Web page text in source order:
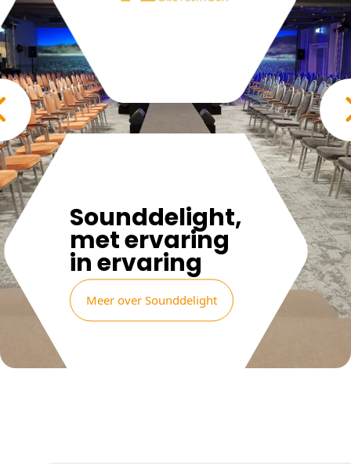
Sounddelight,
met ervaring
in ervaring
Meer over Sounddelight